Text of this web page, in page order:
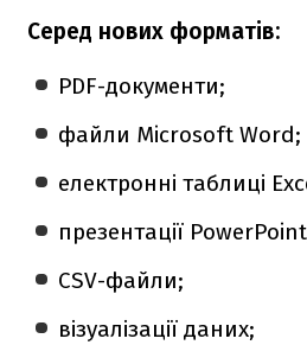
Серед нових форматів:
PDF-документи;
файли Microsoft Word;
електронні таблиці
презентації
CSV-файли;
візуалізації даних;